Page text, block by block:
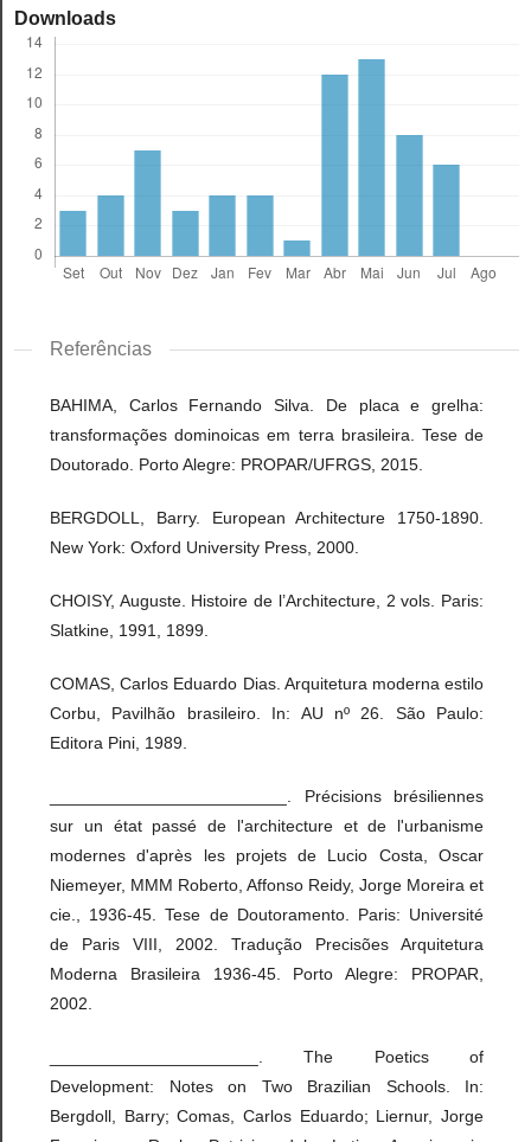
Downloads
Referências
BAHIMA, Carlos Fernando Silva. De placa e grelha:
transformações dominoicas em terra brasileira. Tese de
Doutorado. Porto Alegre: PROPAR/UFRGS, 2015.
BERGDOLL, Barry. European Architecture 1750-1890.
New York: Oxford University Press, 2000.
CHOISY, Auguste. Histoire de l’Architecture, 2 vols. Paris:
Slatkine, 1991, 1899.
COMAS, Carlos Eduardo Dias. Arquitetura moderna estilo
Corbu, Pavilhão brasileiro. In: AU nº 26. São Paulo:
Editora Pini, 1989.
_________________________. Précisions brésiliennes
sur un état passé de l'architecture et de l'urbanisme
modernes d'après les projets de Lucio Costa, Oscar
Niemeyer, MMM Roberto, Affonso Reidy, Jorge Moreira et
cie., 1936-45. Tese de Doutoramento. Paris: Université
de Paris VIII, 2002. Tradução Precisões Arquitetura
Moderna Brasileira 1936-45. Porto Alegre: PROPAR,
2002.
______________________. The Poetics of
Development: Notes on Two Brazilian Schools. In:
Bergdoll, Barry; Comas, Carlos Eduardo; Liernur, Jorge